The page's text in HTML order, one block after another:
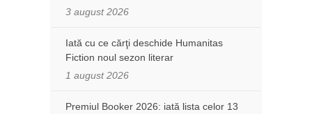
3 august 2026
Iată cu ce cărţi deschide Humanitas
Fiction noul sezon literar
1 august 2026
Premiul Booker 2026: iată lista celor 13